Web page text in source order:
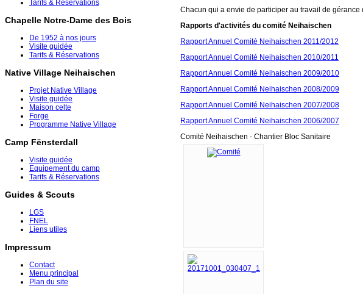
Tarifs & Réservations
Chapelle Notre-Dame des Bois
De 1952 à nos jours
Visite guidée
Tarifs & Réservations
Native Village Neihaischen
Projet Native Village
Visite guidée
Maison celte
Forge
Programme Native Village
Camp Fënsterdall
Visite guidée
Equipement du camp
Tarifs & Réservations
Guides & Scouts
LGS
FNEL
Liens utiles
Impressum
Contact
Menu principal
Plan du site
Chacun qui a envie de participer au travail de
Rapports d'activités du comité Neihaischen
Rapport Annuel Comité Neihaischen 2011/2012
Rapport Annuel Comité Neihaischen 2010/2011
Rapport Annuel Comité Neihaischen 2009/2010
Rapport Annuel Comité Neihaischen 2008/2009
Rapport Annuel Comité Neihaischen 2007/2008
Rapport Annuel Comité Neihaischen 2006/2007
Comité Neihaischen - Chantier Bloc Sanitaire